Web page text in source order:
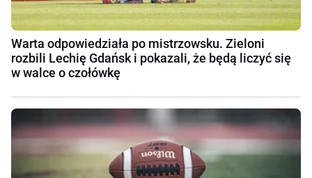
Warta odpowiedziała po mistrzowsku. Zieloni
rozbili Lechię Gdańsk i pokazali, że będą liczyć się
w walce o czołówkę